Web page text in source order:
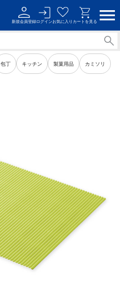
新規会員登録ログインお気に入り カートを見る
包丁 キッチン 製菓用品 カミソリ